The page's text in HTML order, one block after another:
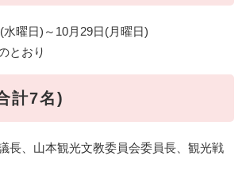
曜日)～10月29日(月曜日)
とおり
計7名)
長、山本観光文教委員会委員長、観光戦